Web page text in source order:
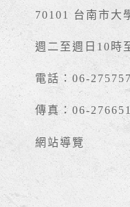
70101 台南市大
週二至週日10時
電話：06-
傳真：06-
網站導覽